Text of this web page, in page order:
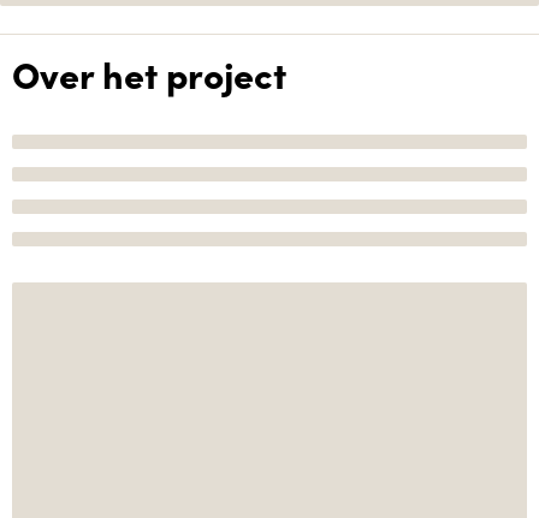
Over het project